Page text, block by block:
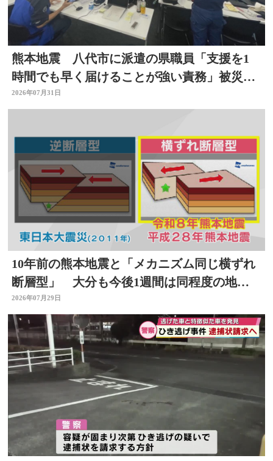
熊本地震 八代市に派遣の県職員「支援を1
時間でも早く届けることが強い責務」被災地
の状況語る 大分
2026年07月31日
10年前の熊本地震と「メカニズム同じ横ずれ
断層型」 大分も今後1週間は同程度の地震
に注意
2026年07月29日